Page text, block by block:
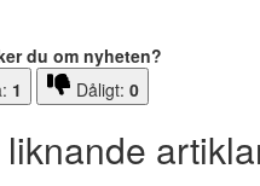
du om nyheten?
1 Dåligt: 0
liknande